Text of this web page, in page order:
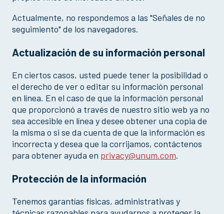
Actualmente, no respondemos a las "Señales de no
seguimiento" de los navegadores.
Actualización de su información personal
En ciertos casos, usted puede tener la posibilidad o
el derecho de ver o editar su información personal
en línea. En el caso de que la información personal
que proporcionó a través de nuestro sitio web ya no
sea accesible en línea y desee obtener una copia de
la misma o si se da cuenta de que la información es
incorrecta y desea que la corrijamos, contáctenos
para obtener ayuda en privacy@unum.com.
Protección de la información
Tenemos garantías físicas, administrativas y